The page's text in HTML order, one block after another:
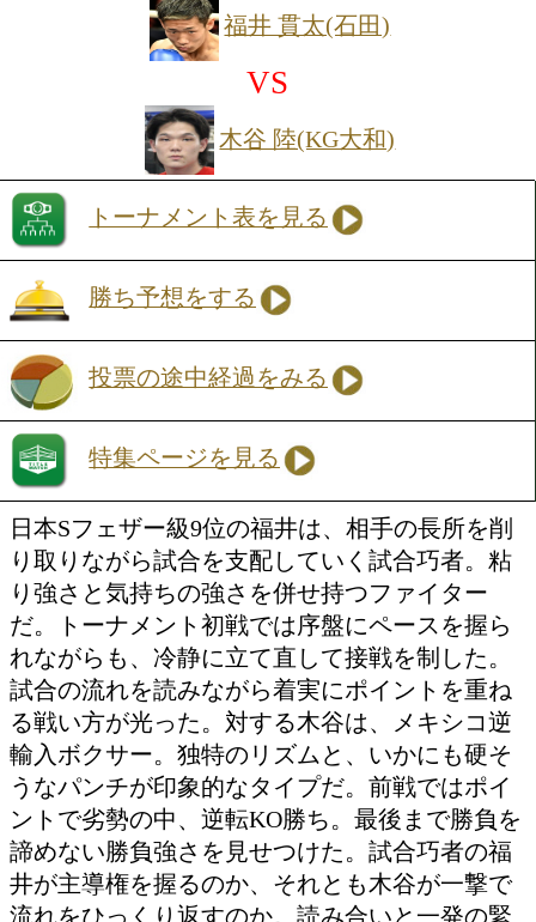
投票の途中経過をみる
特集ページを見る
元WBO-AP王者の渡邊は、トーナメン
新井志道(黒崎KANAO)に6回TKO勝ち。
レンジから放つ鋭いジャブ、キレ味抜
ツー、そして左ボディと、距離を支配
イリッシュなボクシングが持ち味だ。
乗れば一方的な展開に持ち込む力を持
る日本同級14位の英豪は、スピードと
ーが光るアウトボクサー。相手の攻撃
がら的確に打ち返す冷静な試合運びが
両者の共通点はジャブ。距離を制する
が、試合の流れを大きく左右する。技
ミングが交錯する、緊張感の高い攻防
れる。
Phoenix Battle Sフェザー級
1000万トーナメント準々決勝8回戦
福井 貫太(石田)
VS